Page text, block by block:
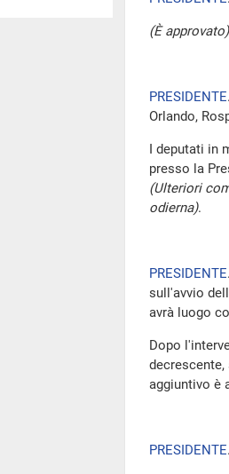
(È approvato)
PRESIDENTE
Orlando,
I deputati in
presso la
(Ulteriori
odierna).
PRESIDENTE
sull'avvio
avrà luogo
Dopo
aggiuntivo è
PRESIDENTE